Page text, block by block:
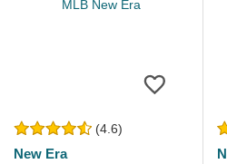
(4.6)
New Era